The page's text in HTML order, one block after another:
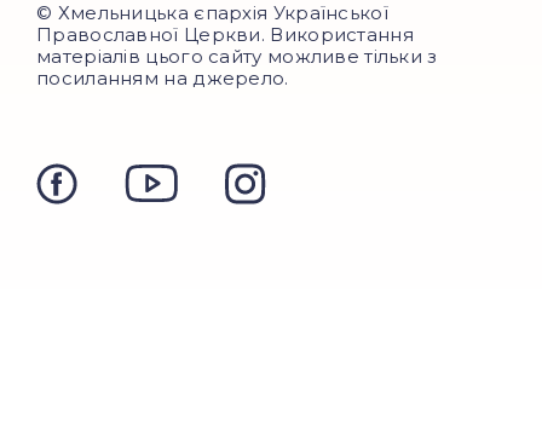
© Хмельницька єпархія Української
Православної Церкви. Використання
матеріалів цього сайту можливе тільки з
посиланням на джерело.